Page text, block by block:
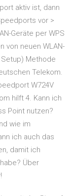
aktiv ist, dann
vor >
Geräte per WPS
von neuen WLAN-
Methode
Telekom.
W724V
hilft 4. Kann ich
Point nutzen?
wie im
ich auch das
damit ich
Über